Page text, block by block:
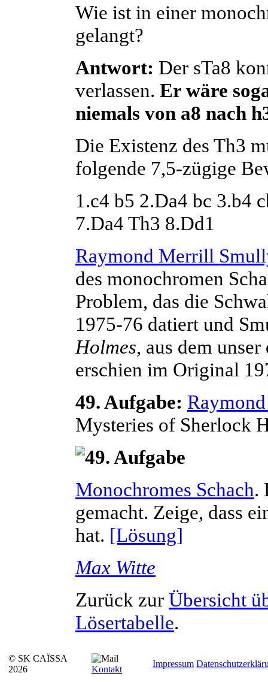
Wie ist in einer
gelangt?
Antwort: Der sTa8
verlassen. Er wäre
niemals von a8 nach
Die Existenz des Th3
folgende 7,5-zügige
1.c4 b5 2.Da4 bc 3.b4
7.Da4 Th3 8.Dd1
Raymond Merrill
des monochromen
Problem, das die
1975-76 datiert und
Holmes, aus dem
erschien im Original
49. Aufgabe:
Mysteries of Sherlock
Monochromes Schach.
gemacht. Zeige, dass
hat. [Lösung]
Max Witte
Zurück zur Übersicht
Lösertabelle.
© SK CAÏSSA
2026
Kontakt
Impressum